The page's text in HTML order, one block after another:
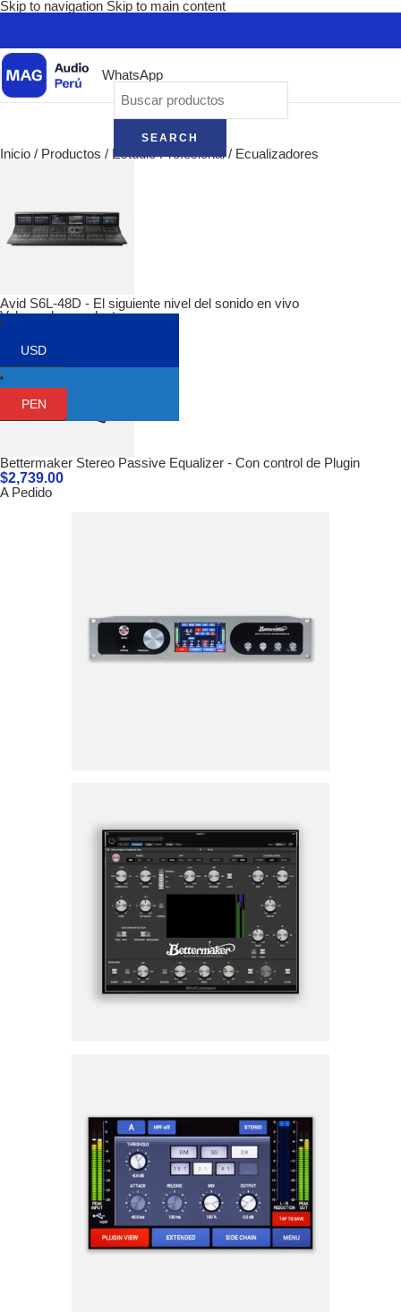
Skip to navigation Skip to main content
WhatsApp
SEARCH
Inicio / Productos / Estudio Profesional/ Ecualizadores
Avid S6L-48D - El siguiente nivel del sonido en vivo
Volver a los productos
Bettermaker Stereo Passive Equalizer - Con control de Plugin
$2,739.00
A Pedido
USD
PEN